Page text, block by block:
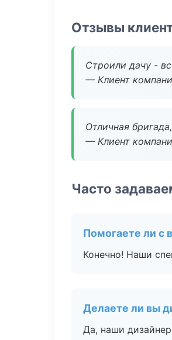
Отзывы
Строили дачу -
— Клиент
Отличная
— Клиент
Часто
Помогаете ли с
Конечно! Наши
Делаете ли вы
Да, наши